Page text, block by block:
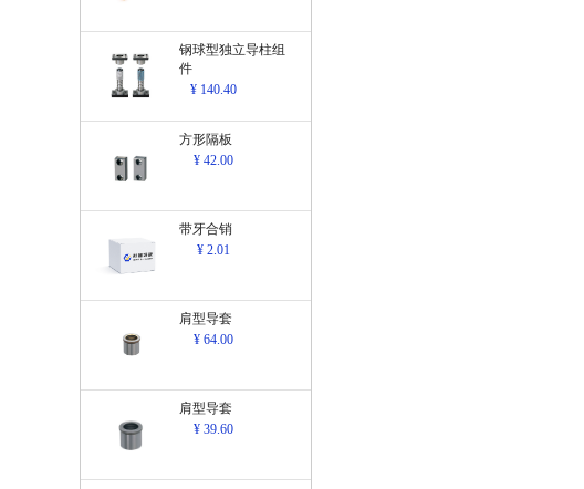
钢球型独立导柱组
件
¥ 140.40
方形隔板
¥ 42.00
带牙合销
¥ 2.01
肩型导套
¥ 64.00
肩型导套
¥ 39.60